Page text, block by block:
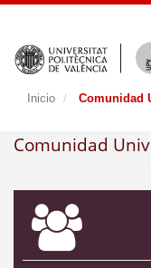
Inicio Comunidad
Comunidad